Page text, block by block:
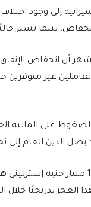
إلى وجود
بينما تسير
أن انخفاض الإنفاق
غير متوفرين
على المالية
نحو 300% من الناتج المحلي
هذا العجز تدريجيًا